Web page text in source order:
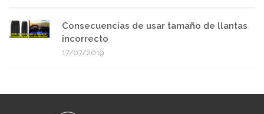
Consecuencias de usar tamaño de llantas
incorrecto
17/07/2019